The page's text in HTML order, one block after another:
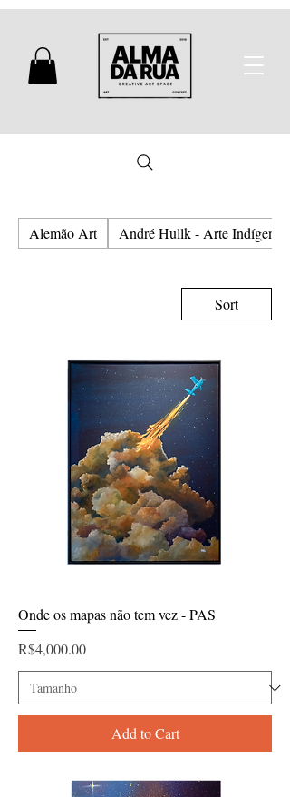
Alemão Art André Hullk - Arte Indígena e
Sort
Onde os mapas não tem vez - PAS
Price
R$4,000.00
Add to Cart